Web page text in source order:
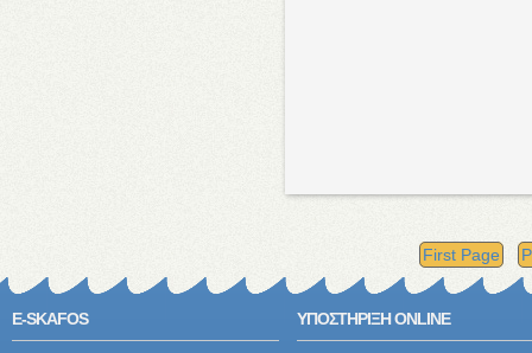
First Page
E-SKAFOS ΥΠΟΣΤΗΡΙΞΗ ONLINE